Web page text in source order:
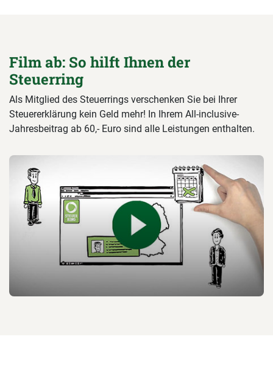
Film ab: So hilft Ihnen der
Steuerring
Als Mitglied des Steuerrings verschenken Sie bei Ihrer
Steuererklärung kein Geld mehr! In Ihrem All-inclusive-
Jahresbeitrag ab 60,- Euro sind alle Leistungen enthalten.